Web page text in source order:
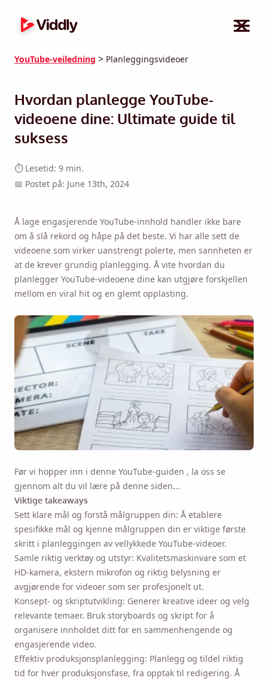
YouTube-veiledning > Planleggingsvideoer
Hvordan planlegge YouTube-
videoene dine: Ultimate guide til
suksess
⏱ Lesetid: 9 min.
📅 Postet på: June 13th, 2024
Å lage engasjerende YouTube-innhold handler ikke bare
om å slå rekord og håpe på det beste. Vi har alle sett de
videoene som virker uanstrengt polerte, men sannheten er
at de krever grundig planlegging. Å vite hvordan du
planlegger YouTube-videoene dine kan utgjøre forskjellen
mellom en viral hit og en glemt opplasting.
Før vi hopper inn i denne YouTube-guiden , la oss se
gjennom alt du vil lære på denne siden...
Viktige takeaways
Sett klare mål og forstå målgruppen din: Å etablere
spesifikke mål og kjenne målgruppen din er viktige første
skritt i planleggingen av vellykkede YouTube-videoer.
Samle riktig verktøy og utstyr: Kvalitetsmaskinvare som et
HD-kamera, ekstern mikrofon og riktig belysning er
avgjørende for videoer som ser profesjonelt ut.
Konsept- og skriptutvikling: Generer kreative ideer og velg
relevante temaer. Bruk storyboards og skript for å
organisere innholdet ditt for en sammenhengende og
engasjerende video.
Effektiv produksjonsplanlegging: Planlegg og tildel riktig
tid for hver produksjonsfase, fra opptak til redigering. Å